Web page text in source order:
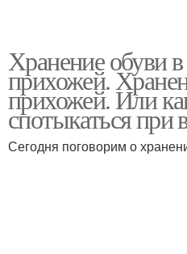
Хранение обуви
прихожей.
прихожей. Или
спотыкаться при
Сегодня поговорим о